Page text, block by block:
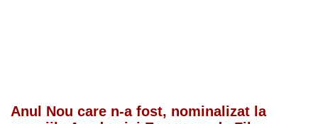
Anul Nou care n-a fost, nominalizat la